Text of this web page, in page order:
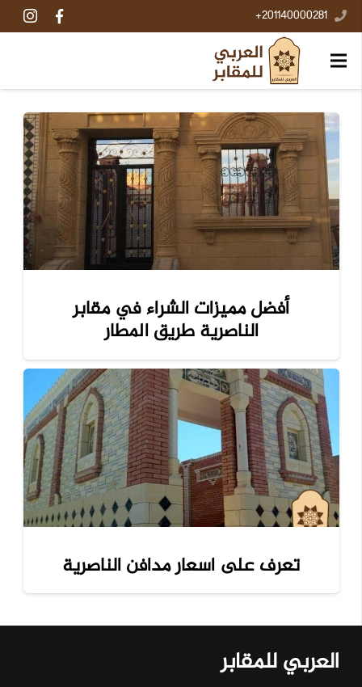
201140000281+
أفضل مميزات الشراء في مقابر
الناصرية طريق المطار
تعرف على اسعار مدافن الناصرية
العربي للمقابر